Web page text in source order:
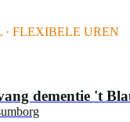
· FLEXIBELE UREN
dementie 't